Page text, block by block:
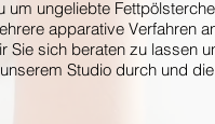
ungeliebte
apparative Verfahren
sich beraten zu lassen
Studio durch und